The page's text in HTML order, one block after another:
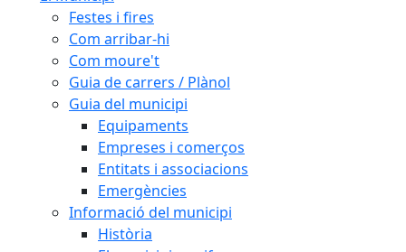
Festes i fires
Com arribar-hi
Com moure't
Guia de carrers / Plànol
Guia del municipi
Equipaments
Empreses i comerços
Entitats i associacions
Emergències
Informació del municipi
Història